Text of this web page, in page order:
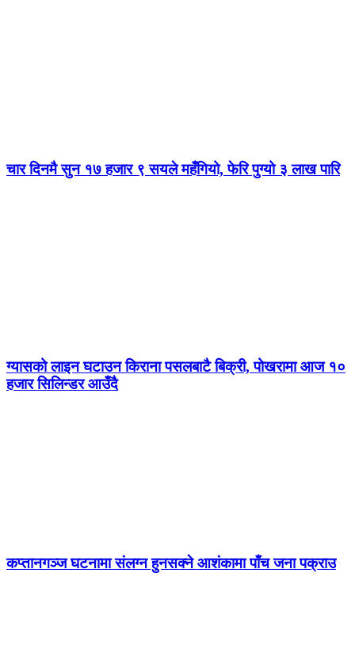
चार दिनमै सुन १७ हजार ९ सयले महँगियो, फेरि पुग्यो ३ लाख पारि
ग्यासको लाइन घटाउन किराना पसलबाटै बिक्री, पोखरामा आज १०
हजार सिलिन्डर आउँदै
कप्तानगञ्ज घटनामा संलग्न हुनसक्ने आशंकामा पाँच जना पक्राउ